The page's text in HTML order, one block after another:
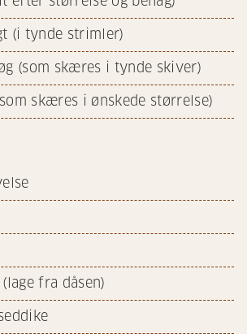
(i tynde strimler)
(som skæres i tynde skiver)
skæres i ønskede størrelse)
fra dåsen)